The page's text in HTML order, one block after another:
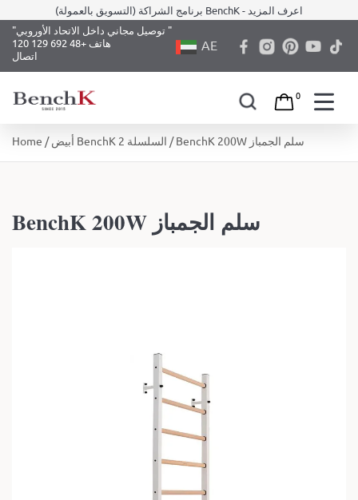
برنامج الشراكة (التسويق بالعمولة) BenchK - اعرف المزيد
"توصيل مجاني داخل الاتحاد الأوروبي "
هاتف +48 692 129 120
اتصال
AE
0
Home / أبيض BenchK 2 السلسلة / BenchK 200W سلم الجمباز
BenchK 200W سلم الجمباز